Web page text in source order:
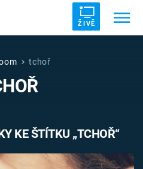
ŽIVĚ
DRUHÁ SVĚTOVÁ VÁLKA
tchoř
KE ŠTÍTKU „TCHOŘ“